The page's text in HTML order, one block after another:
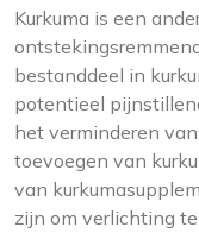
Kurkuma is een
bestanddeel in
potentieel
het verminderen
toevoegen van
van
zijn om verlichting